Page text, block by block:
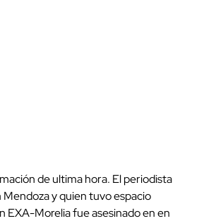
de ultima hora. El periodista
y quien tuvo espacio
EXA-Morelia fue asesinado en en